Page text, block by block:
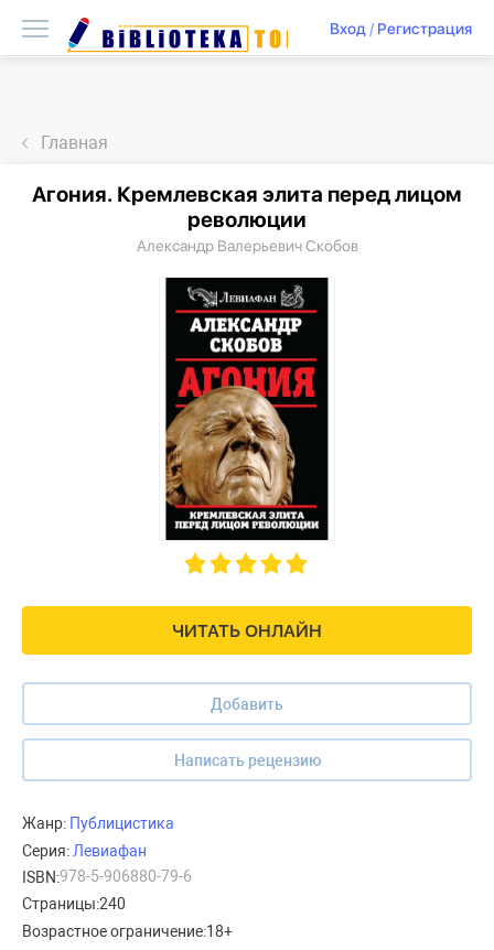
Вход/ Регистрация
Главная
ЧИТАТЬ ОНЛАЙН
Добавить
Написать рецензию
Агония. Кремлевская элита перед лицом
революции
Александр Валерьевич Скобов
Жанр: Публицистика
Серия: Левиафан
ISBN:978-5-906880-79-6
Страницы:240
Возрастное ограничение:18+